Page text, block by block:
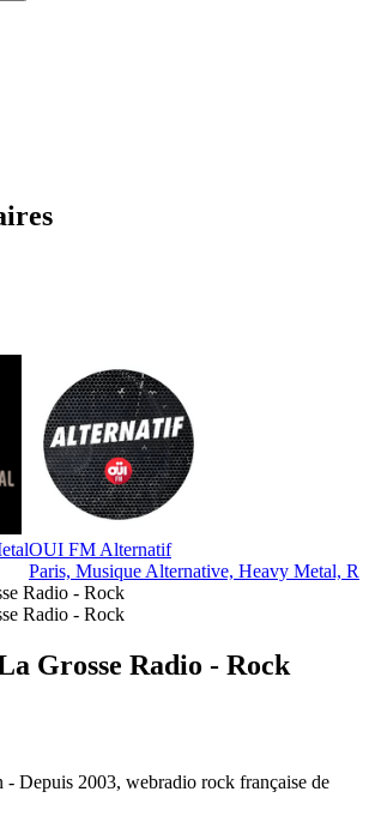
OUI FM Alternatif
Paris, Musique Alternative, Heavy Metal,
Radio - Rock
Radio - Rock
Grosse Radio - Rock
Depuis 2003, webradio rock française de